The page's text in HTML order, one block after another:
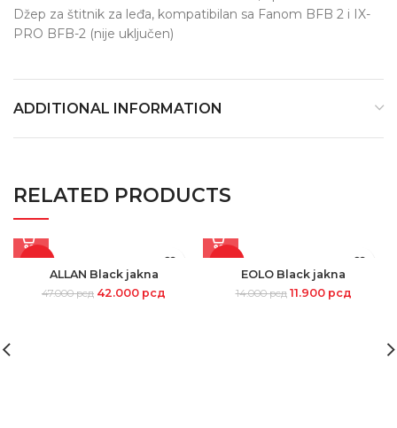
Džep za štitnik za leđa, kompatibilan sa Fanom BFB 2 i IX-
PRO BFB-2 (nije uključen)
ADDITIONAL INFORMATION
RELATED PRODUCTS
-11%
ALLAN Black jakna
47.000рсд 42.000 рсд
-15%
EOLO Black jakna
14.000рсд 11.900 рсд